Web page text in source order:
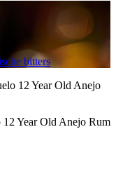
bitters
12 Year Old Anejo
Year Old Anejo Rum